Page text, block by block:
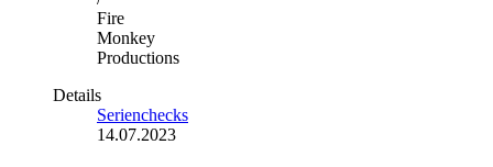
Fire
Monkey
Productions
Details
Serienchecks
14.07.2023